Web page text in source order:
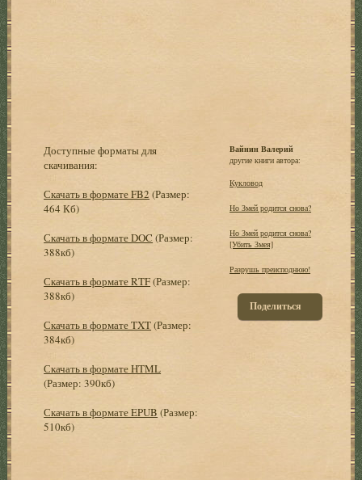
Доступные форматы для
скачивания:
Скачать в формате FB2 (Размер:
464 Кб)
Скачать в формате DOC (Размер:
388кб)
Скачать в формате RTF(Размер:
388кб)
Скачать в формате TXT(Размер:
384кб)
Скачать в формате HTML
(Размер: 390кб)
Скачать в формате EPUB (Размер:
510кб)
Вайнин Валерий
другие книги автора:
Кукловод
Но Змей родится снова?
Но Змей родится снова?
[Убить Змея]
Разрушь преисподнюю!
Поделиться